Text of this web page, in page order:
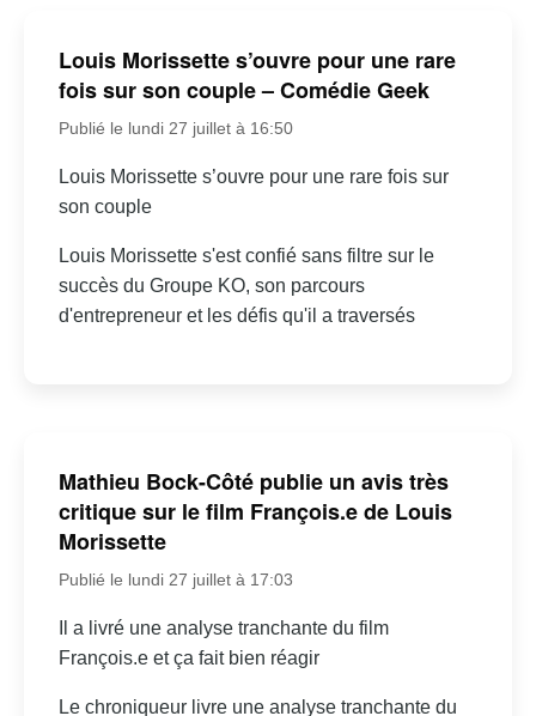
Louis Morissette s’ouvre pour une rare
fois sur son couple – Comédie Geek
Publié le lundi 27 juillet à 16:50
Louis Morissette s’ouvre pour une rare fois sur
son couple
Louis Morissette s'est confié sans filtre sur le
succès du Groupe KO, son parcours
d'entrepreneur et les défis qu'il a traversés
Mathieu Bock-Côté publie un avis très
critique sur le film François.e de Louis
Morissette
Publié le lundi 27 juillet à 17:03
Il a livré une analyse tranchante du film
François.e et ça fait bien réagir
Le chroniqueur livre une analyse tranchante du